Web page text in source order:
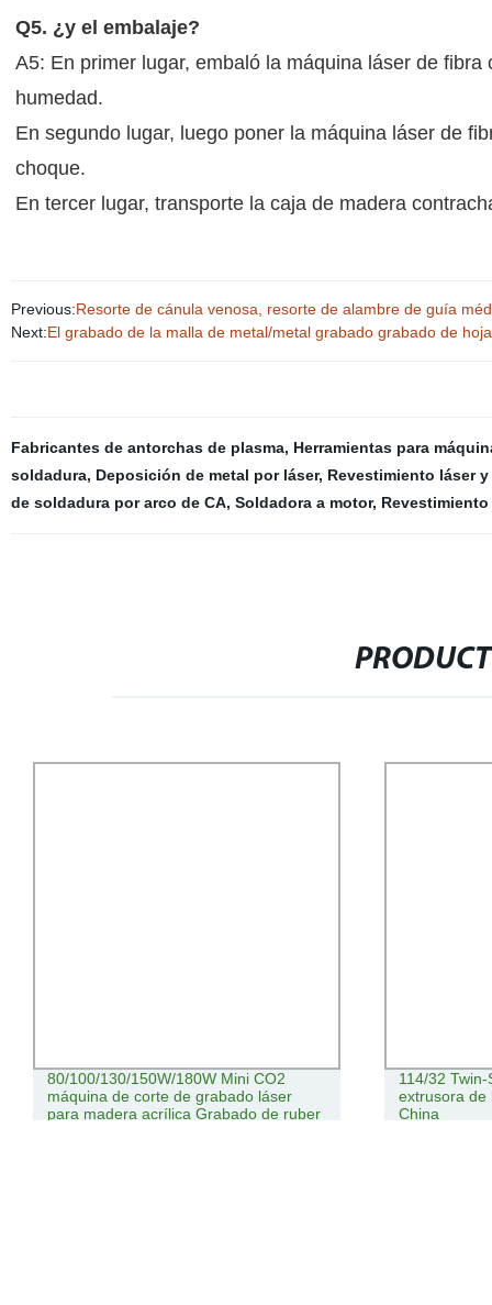
Q5. ¿y el embalaje?
A5: En primer lugar, embaló la máquina láser de
humedad.
En segundo lugar, luego poner la máquina láser de
choque.
En tercer lugar, transporte la caja de madera
Previous:Resorte de cánula venosa, resorte de alambre de guía
Next:El grabado de la malla de metal/metal grabado grabado de
Fabricantes de antorchas de plasma, Herramientas para
soldadura, Deposición de metal por láser, Revestimiento láser
de soldadura por arco de CA, Soldadora a motor,
80/100/130/150W/180W Mini CO2
máquina de corte de grabado láser
para madera acrílica Grabado de ruber
114/32
extrusora de
China